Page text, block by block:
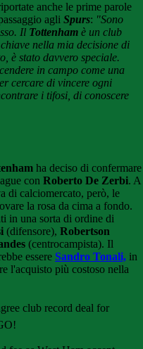
anche le prime parole
agli Spurs: "Sono
Il Tottenham è un club
nella mia decisione di
è stato davvero speciale.
in campo come una
cercare di vincere ogni
i tifosi, di conoscere
ha deciso di confermare
con Roberto De Zerbi. A
di calciomercato, però, le
la rosa da cima a fondo.
in una sorta di ordine di
(difensore), Robertson
(centrocampista). Il
essere Sandro Tonali, in
l'acquisto più costoso nella
club record deal for